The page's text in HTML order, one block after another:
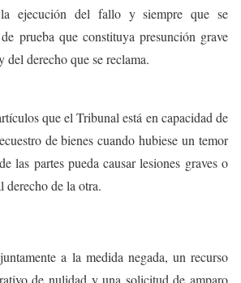
ejecución del fallo y siempre que se
prueba que constituya presunción grave
del derecho que se reclama.
que el Tribunal está en capacidad de
de bienes cuando hubiese un temor
las partes pueda causar lesiones graves o
de la otra.
a la medida negada, un recurso
de nulidad y una solicitud de amparo